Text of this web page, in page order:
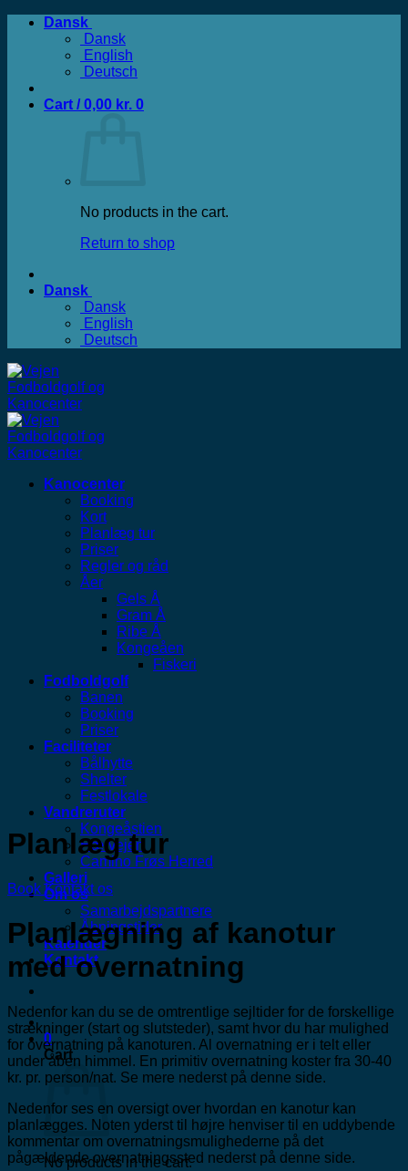
FortsætDansk
Dansk
English
Deutsch
Cart /0,00 kr. 0
No products in the cart.
Return to shop
Dansk
Dansk
English
Deutsch
Kanocenter
Booking
Kort
Planlæg tur
Priser
Regler og råd
Åer
Gels Å
Gram Å
Ribe Å
Kongeåen
Fiskeri
Fodboldgolf
Banen
Booking
Priser
Faciliteter
Bålhytte
Shelter
Festlokale
Vandreruter
Kongeåstien
Hærvejen
Camino Frøs Herred
Galleri
Om os
Samarbejdspartnere
Åbningstider
Kalender
Kontakt
0
Cart
No products in the cart.
Planlæg tur
Book Kontakt os
Planlægning af kanotur
med overnatning
Nedenfor kan du se de omtrentlige sejltider for de forskellige
strækninger (start og slutsteder), samt hvor du har mulighed
for overnatning på kanoturen. Al overnatning er i telt eller
under åben himmel. En primitiv overnatning koster fra 30-40
kr. pr. person/nat. Se mere nederst på denne side.
Nedenfor ses en oversigt over hvordan en kanotur kan
planlægges. Noten yderst til højre henviser til en uddybende
kommentar om overnatningsmulighederne på det
pågældende overnatningssted nederst på denne side.